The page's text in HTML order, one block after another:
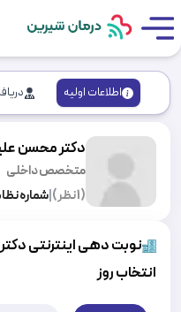
اطلاعات اولیه
دکتر محسن
متخصص داخلی
(
1نظر) شماره
نوبت دهی اینترنتی
انتخاب روز